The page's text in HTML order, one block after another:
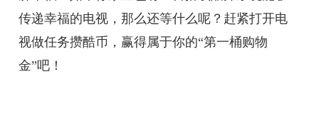
传递幸福的电视，那么还等什么呢？赶紧打开电
视做任务攒酷币，赢得属于你的“第一桶购物
金”吧！